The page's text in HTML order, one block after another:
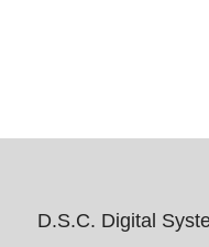
D.S.C. Digital